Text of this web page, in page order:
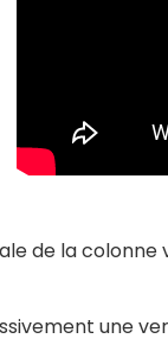
de la
une